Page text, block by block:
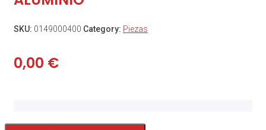
SKU: 0149000400 Category: Piezas
0,00 €